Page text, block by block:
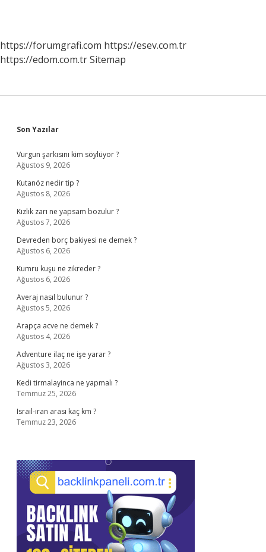
https://forumgrafi.com https://esev.com.tr
https://edom.com.trSitemap
Sidebar
Son Yazılar
Vurgun şarkısını kim söylüyor ?
Ağustos 9, 2026
Kutanöz nedir tip ?
Ağustos 8, 2026
Kızlık zarı ne yapsam bozulur ?
Ağustos 7, 2026
Devreden borç bakiyesi ne demek ?
Ağustos 6, 2026
Kumru kuşu ne zikreder ?
Ağustos 6, 2026
Averaj nasıl bulunur ?
Ağustos 5, 2026
Arapça acve ne demek ?
Ağustos 4, 2026
Adventure ilaç ne işe yarar ?
Ağustos 3, 2026
Kedi tirmalayinca ne yapmalı ?
Temmuz 25, 2026
Israıl-ıran arası kaç km ?
Temmuz 23, 2026